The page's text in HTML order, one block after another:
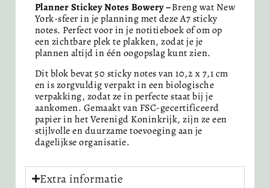
Planner Stickey Notes Bowery –Breng wat New
York-sfeer in je planning met deze A7 sticky
notes. Perfect voor in je notitieboek of om op
een zichtbare plek te plakken, zodat je je
plannen altijd in één oogopslag kunt zien.
Dit blok bevat 50 sticky notes van 10,2 x 7,1 cm
en is zorgvuldig verpakt in een biologische
verpakking, zodat ze in perfecte staat bij je
aankomen. Gemaakt van FSC-gecertificeerd
papier in het Verenigd Koninkrijk, zijn ze een
stijlvolle en duurzame toevoeging aan je
dagelijkse organisatie.
Extra informatie